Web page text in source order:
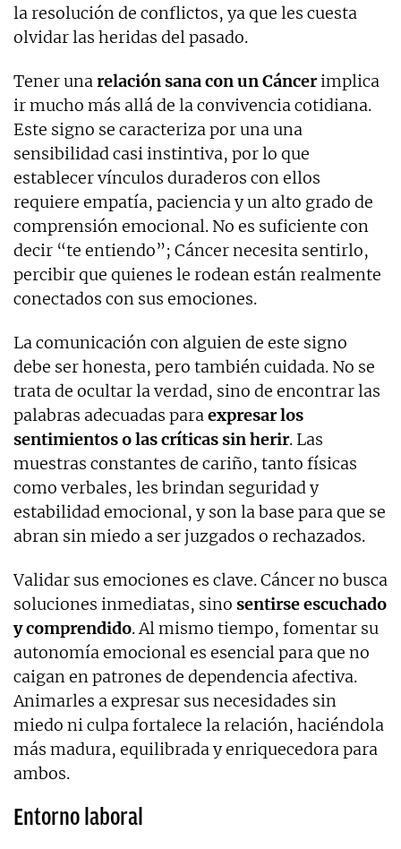
la resolución de conflictos, ya que les cuesta
olvidar las heridas del pasado.
Tener unarelación sana con un Cáncerimplica
ir mucho más allá de la convivencia cotidiana.
Este signo se caracteriza por una una
sensibilidad casi instintiva, por lo que
establecer vínculos duraderos con ellos
requiere empatía, paciencia y un alto grado de
comprensión emocional. No es suficiente con
decir “te entiendo”; Cáncer necesita sentirlo,
percibir que quienes le rodean están realmente
conectados con sus emociones.
La comunicación con alguien de este signo
debe ser honesta, pero también cuidada. No se
trata de ocultar la verdad, sino de encontrar las
palabras adecuadas paraexpresar los
sentimientos o las críticas sin herir. Las
muestras constantes de cariño, tanto físicas
como verbales, les brindan seguridad y
estabilidad emocional, y son la base para que se
abran sin miedo a ser juzgados o rechazados.
Validar sus emociones es clave. Cáncer no busca
soluciones inmediatas, sino sentirse escuchado
y comprendido. Al mismo tiempo, fomentar su
autonomía emocional es esencial para que no
caigan en patrones de dependencia afectiva.
Animarles a expresar sus necesidades sin
miedo ni culpa fortalece la relación, haciéndola
más madura, equilibrada y enriquecedora para
ambos.
Entorno laboral